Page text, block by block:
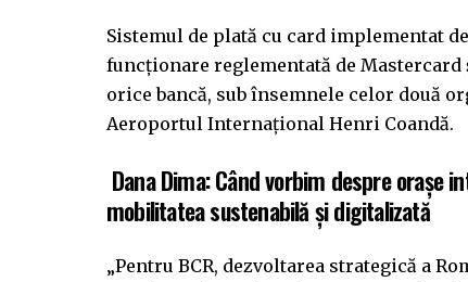
Sistemul de plată cu card implementat
funcționare reglementată de
orice bancă, sub însemnele celor două
Aeroportul Internațional Henri Coandă.
Dana Dima: Când vorbim despre orașe
mobilitatea sustenabilă și digitalizată
„Pentru BCR, dezvoltarea strategică a